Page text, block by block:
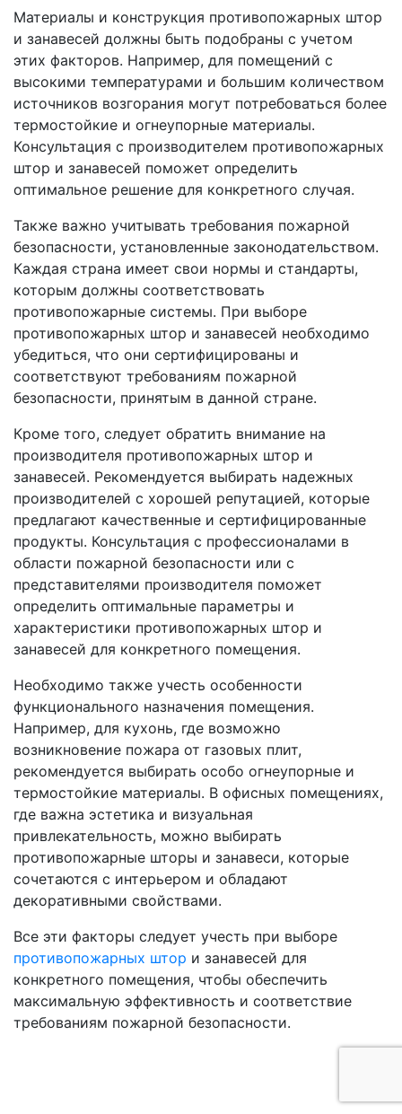
Материалы и конструкция противопожарных штор
и занавесей должны быть подобраны с учетом
этих факторов. Например, для помещений с
высокими температурами и большим количеством
источников возгорания могут потребоваться более
термостойкие и огнеупорные материалы.
Консультация с производителем противопожарных
штор и занавесей поможет определить
оптимальное решение для конкретного случая.
Также важно учитывать требования пожарной
безопасности, установленные законодательством.
Каждая страна имеет свои нормы и стандарты,
которым должны соответствовать
противопожарные системы. При выборе
противопожарных штор и занавесей необходимо
убедиться, что они сертифицированы и
соответствуют требованиям пожарной
безопасности, принятым в данной стране.
Кроме того, следует обратить внимание на
производителя противопожарных штор и
занавесей. Рекомендуется выбирать надежных
производителей с хорошей репутацией, которые
предлагают качественные и сертифицированные
продукты. Консультация с профессионалами в
области пожарной безопасности или с
представителями производителя поможет
определить оптимальные параметры и
характеристики противопожарных штор и
занавесей для конкретного помещения.
Необходимо также учесть особенности
функционального назначения помещения.
Например, для кухонь, где возможно
возникновение пожара от газовых плит,
рекомендуется выбирать особо огнеупорные и
термостойкие материалы. В офисных помещениях,
где важна эстетика и визуальная
привлекательность, можно выбирать
противопожарные шторы и занавеси, которые
сочетаются с интерьером и обладают
декоративными свойствами.
Все эти факторы следует учесть при выборе
противопожарных штор и занавесей для
конкретного помещения, чтобы обеспечить
максимальную эффективность и соответствие
требованиям пожарной безопасности.